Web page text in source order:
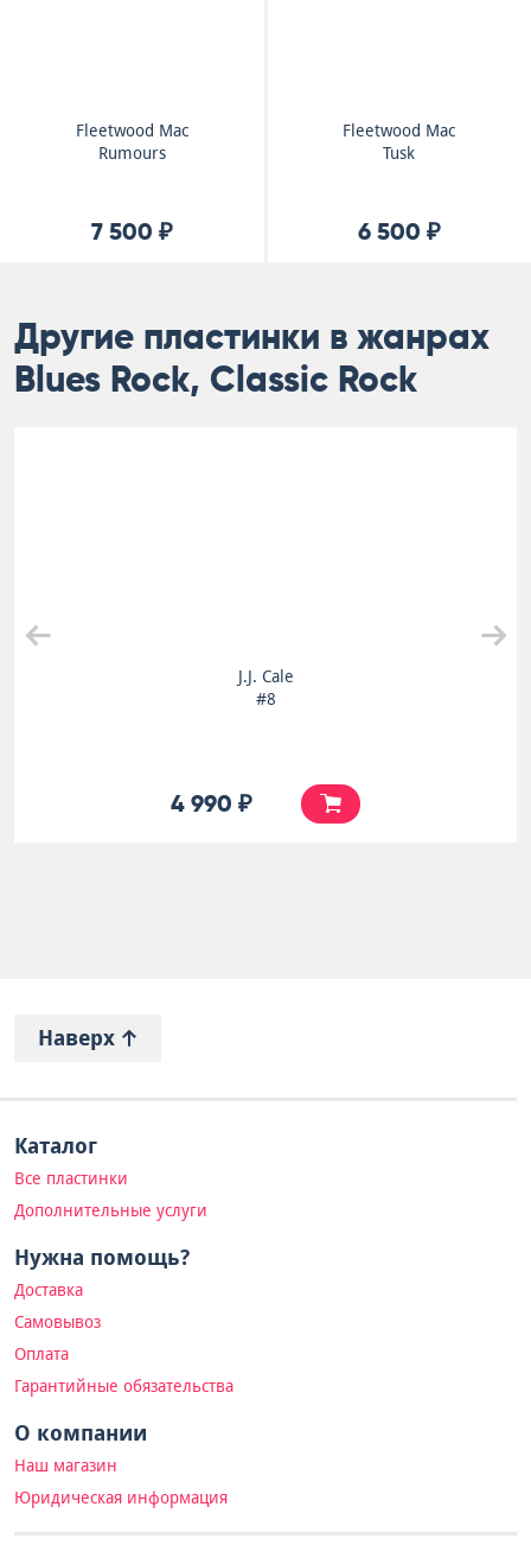
Fleetwood Mac
Rumours
7 500 ₽
Fleetwood Mac
Tusk
6 500 ₽
Другие пластинки в жанрах
Blues Rock, Classic Rock
J.J. Cale
#8
4 990 ₽
Наверх
Каталог
Все пластинки
Дополнительные услуги
Нужна помощь?
Доставка
Самовывоз
Оплата
Гарантийные обязательства
О компании
Наш магазин
Юридическая информация